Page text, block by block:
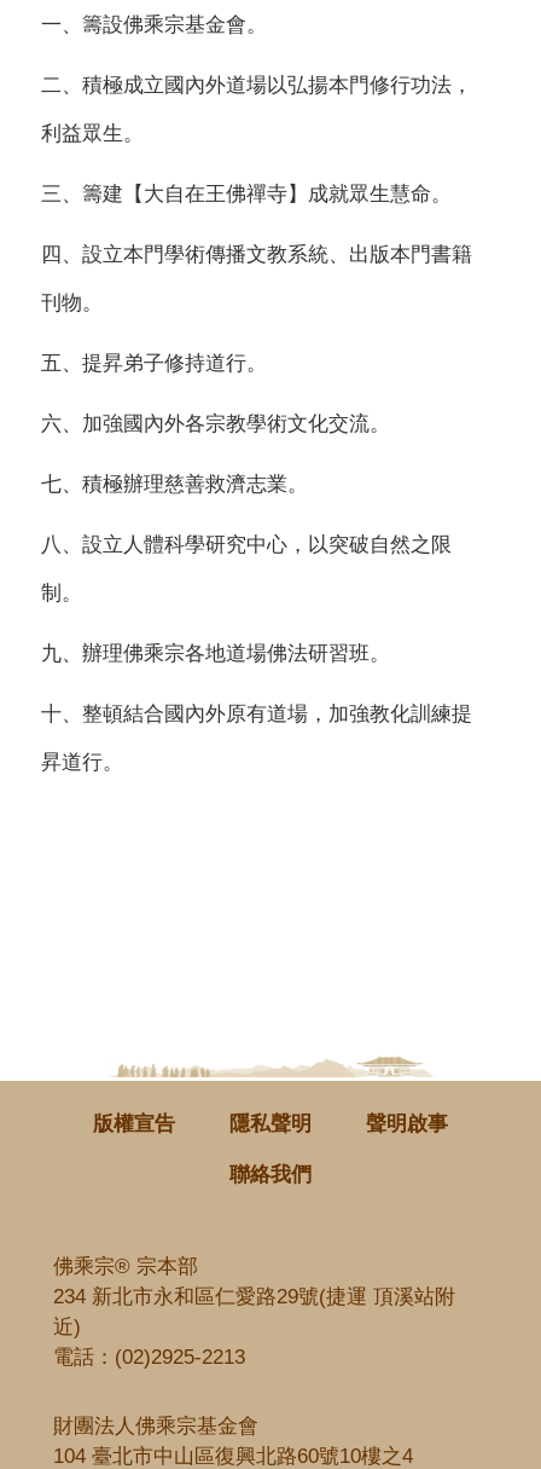
一、籌設佛乘宗基金會。
二、積極成立國內外道場以弘揚本門修行功法，
利益眾生。
三、籌建【大自在王佛禪寺】成就眾生慧命。
四、設立本門學術傳播文教系統、出版本門書籍
刊物。
五、提昇弟子修持道行。
六、加強國內外各宗教學術文化交流。
七、積極辦理慈善救濟志業。
八、設立人體科學研究中心，以突破自然之限
制。
九、辦理佛乘宗各地道場佛法研習班。
十、整頓結合國內外原有道場，加強教化訓練提
昇道行。
版權宣告 隱私聲明 聲明啟事
聯絡我們
佛乘宗® 宗本部
234 新北市永和區仁愛路29號(捷運 頂溪站附
近)
電話： (02)2925-2213
財團法人佛乘宗基金會
104 臺北市中山區復興北路60號10樓之4